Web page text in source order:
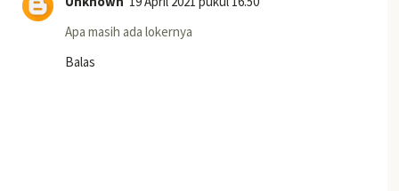
Apa masih ada lokernya
Balas